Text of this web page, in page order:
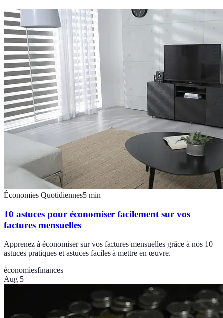
Économies Quotidiennes5 min
10 astuces pour économiser facilement sur vos
factures mensuelles
Apprenez à économiser sur vos factures mensuelles grâce à nos 10
astuces pratiques et astuces faciles à mettre en œuvre.
économiesfinances
Aug 5